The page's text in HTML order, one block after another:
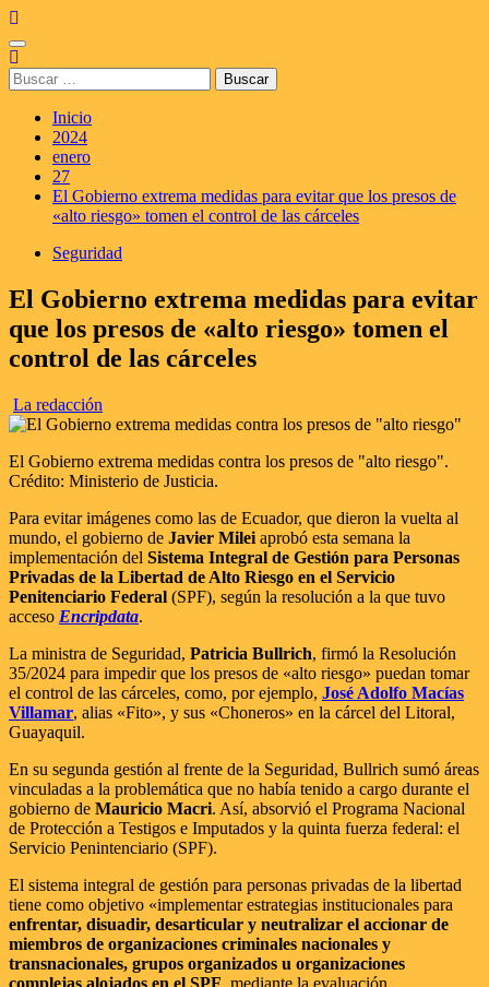
Saltar
al
contenido
Menú
principal
Buscar:
Inicio
2024
enero
27
El Gobierno extrema medidas para evitar que los presos de
«alto riesgo» tomen el control de las cárceles
Seguridad
El Gobierno extrema medidas para evitar
que los presos de «alto riesgo» tomen el
control de las cárceles
La redacción
El Gobierno extrema medidas contra los presos de "alto riesgo".
Crédito: Ministerio de Justicia.
Para evitar imágenes como las de Ecuador, que dieron la vuelta al
mundo, el gobierno de Javier Milei aprobó esta semana la
implementación del Sistema Integral de Gestión para Personas
Privadas de la Libertad de Alto Riesgo en el Servicio
Penitenciario Federal (SPF), según la resolución a la que tuvo
acceso Encripdata.
La ministra de Seguridad, Patricia Bullrich, firmó la Resolución
35/2024 para impedir que los presos de «alto riesgo» puedan tomar
el control de las cárceles, como, por ejemplo, José Adolfo Macías
Villamar, alias «Fito», y sus «Choneros» en la cárcel del Litoral,
Guayaquil.
En su segunda gestión al frente de la Seguridad, Bullrich sumó áreas
vinculadas a la problemática que no había tenido a cargo durante el
gobierno de Mauricio Macri. Así, absorvió el Programa Nacional
de Protección a Testigos e Imputados y la quinta fuerza federal: el
Servicio Penintenciario (SPF).
El sistema integral de gestión para personas privadas de la libertad
tiene como objetivo «implementar estrategias institucionales para
enfrentar, disuadir, desarticular y neutralizar el accionar de
miembros de organizaciones criminales nacionales y
transnacionales, grupos organizados u organizaciones
complejas alojados en el SPF, mediante la evaluación,